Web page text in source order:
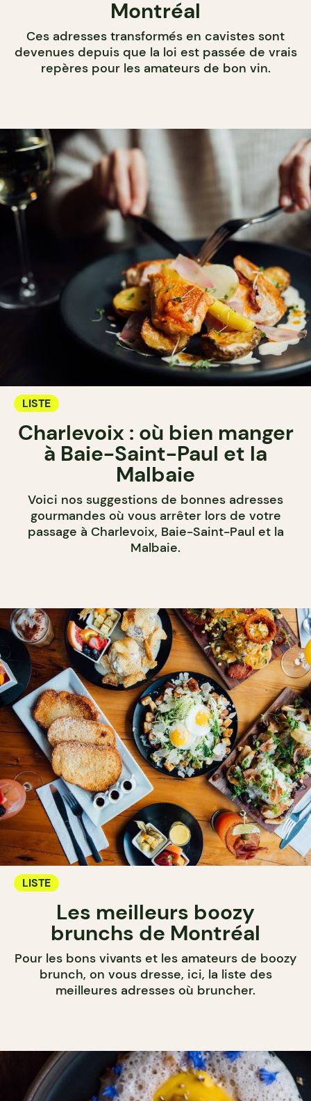
Montréal
Ces adresses transformés en cavistes sont
devenues depuis que la loi est passée de vrais
repères pour les amateurs de bon vin.
LISTE
Charlevoix : où bien manger
à Baie-Saint-Paul et la
Malbaie
Voici nos suggestions de bonnes adresses
gourmandes où vous arrêter lors de votre
passage à Charlevoix, Baie-Saint-Paul et la
Malbaie.
LISTE
Les meilleurs boozy
brunchs de Montréal
Pour les bons vivants et les amateurs de boozy
brunch, on vous dresse, ici, la liste des
meilleures adresses où bruncher.